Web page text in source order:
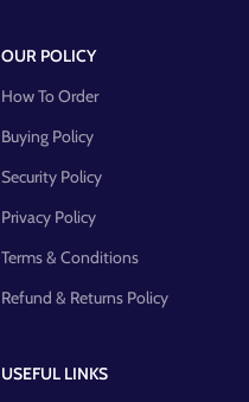
OUR POLICY
How To Order
Buying Policy
Security Policy
Privacy Policy
Terms & Conditions
Refund & Returns Policy
USEFUL LINKS